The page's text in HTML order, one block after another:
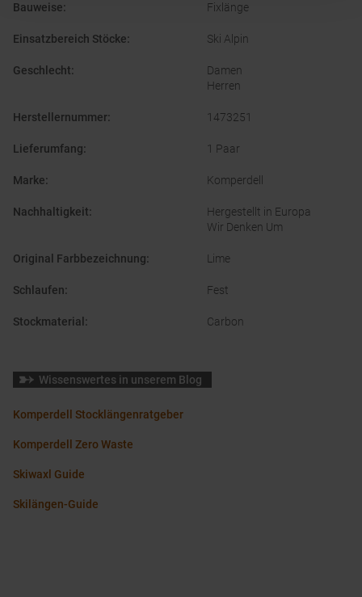
Bauweise: Fixlänge
Einsatzbereich Stöcke: Ski Alpin
Geschlecht:
Damen
Herren
Herstellernummer: 1473251
Lieferumfang: 1 Paar
Marke: Komperdell
Nachhaltigkeit:
Hergestellt in Europa
Wir Denken Um
Original Farbbezeichnung: Lime
Schlaufen: Fest
Stockmaterial : Carbon
Wissenswertes in unserem Blog
Komperdell Stocklängenratgeber
Komperdell Zero Waste
Skiwaxl Guide
Skilängen-Guide